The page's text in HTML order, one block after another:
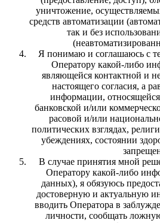
уничтожение,
средств автоматизации
так и без
Я понимаю и соглашаюсь с
Оператору какой-либо
являющейся контактной и
настоящего согласия, а
информации, относящейся
банковской и/или
расовой и/или
политических взглядах,
убеждениях, состоянии
В случае принятия мной
Оператору какой-либо
данных), я обязуюсь
достоверную и актуальную
вводить Оператора в
личности, сообщать